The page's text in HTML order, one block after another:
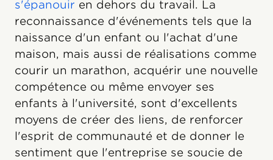
s'épanouir en dehors du travail. La
reconnaissance d'événements tels que la
naissance d'un enfant ou l'achat d'une
maison, mais aussi de réalisations comme
courir un marathon, acquérir une nouvelle
compétence ou même envoyer ses
enfants à l'université, sont d'excellents
moyens de créer des liens, de renforcer
l'esprit de communauté et de donner le
sentiment que l'entreprise se soucie de